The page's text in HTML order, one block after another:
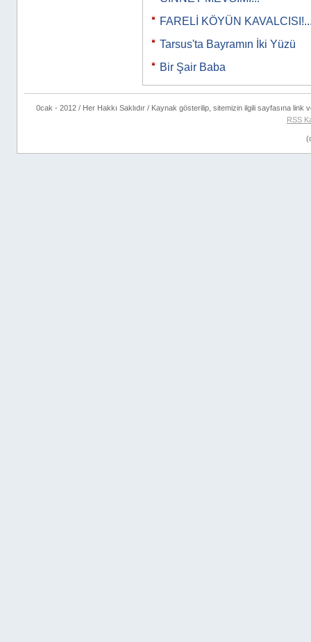
FARELİ KÖYÜN
Tarsus'ta Bayramın İki Yüzü
Bir Şair Baba
0cak - 2012 / Her Hakkı Saklıdır / Kaynak gösterilip, sitemizin ilgili sayfasına link
RSS